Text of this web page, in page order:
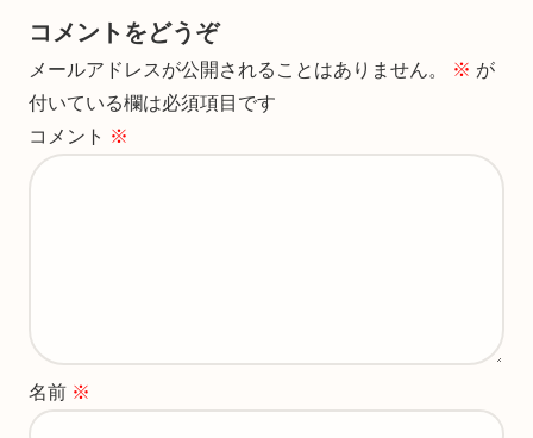
コメントをどうぞ
メールアドレスが公開されることはありません。 ※ が
付いている欄は必須項目です
コメント ※
名前 ※